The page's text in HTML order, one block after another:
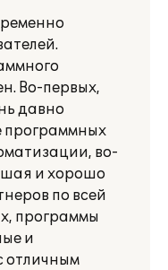
Во-первых,
давно
программных
во-
и хорошо
по всей
программы
и
отличным